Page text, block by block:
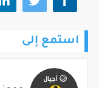
استمع إلى